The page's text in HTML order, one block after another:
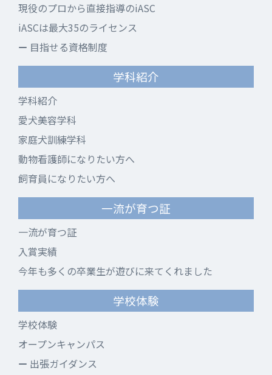
現役のプロから直接指導のiASC
iASCは最大35のライセンス
目指せる資格制度
学科紹介
学科紹介
愛犬美容学科
家庭犬訓練学科
動物看護師になりたい方へ
飼育員になりたい方へ
一流が育つ証
一流が育つ証
入賞実績
今年も多くの卒業生が遊びに来てくれました
学校体験
学校体験
オープンキャンパス
出張ガイダンス